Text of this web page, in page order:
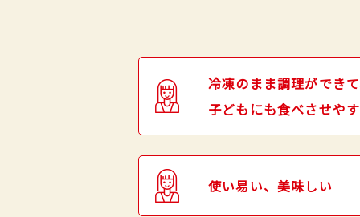
冷凍のまま調理ができ
子どもにも食べさせや
使い易い、美味しい